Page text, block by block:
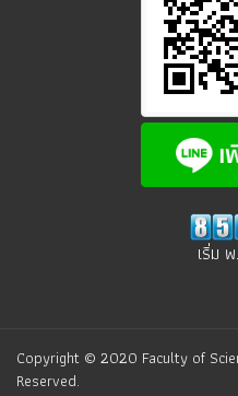
เริ่ม
Copyright © 2020 Faculty of
Reserved.